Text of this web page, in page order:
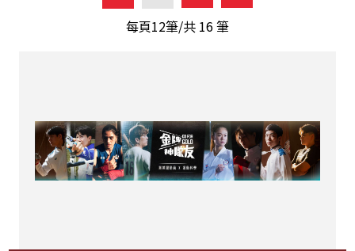
每頁12筆/共 16筆